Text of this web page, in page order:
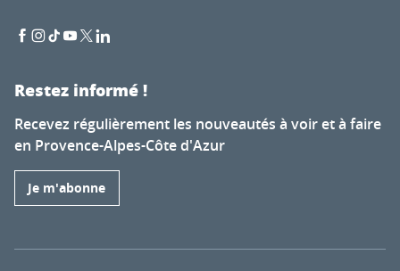
Restez informé !
Recevez régulièrement les nouveautés à voir et à faire
en Provence-Alpes-Côte d'Azur
Je m'abonne